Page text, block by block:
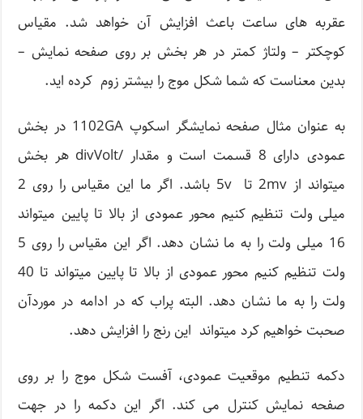
عقربه های ساعت باعث افزایش آن خواهد شد. مقیاس
کوچکتر – ولتاژ کمتر در هر بخش بر روی صفحه نمایش –
بدین معناست که شما شکل موج را بیشتر زوم کرده اید.
به عنوان مثال صفحه نمایشگر اسکوپ 1102GA در بخش
عمودی دارای 8 قسمت است و مقدار /divVolt هر بخش
میتواند از 2mv تا 5v باشد. اگر ما این مقیاس را روی 2
میلی ولت تنظیم کنیم محور عمودی از بالا تا پایین میتواند
16 میلی ولت را به ما نشان دهد. اگر این مقیاس را روی 5
ولت تنظیم کنیم محور عمودی از بالا تا پایین میتواند تا 40
ولت را به ما نشان دهد. البته پراب که در ادامه در موردآن
صحبت خواهیم کرد میتواند این رنج را افزایش دهد.
دکمه تنطیم موقعیت عمودی، آفست شکل موج را بر روی
صفحه نمایش کنترل می کند. اگر این دکمه را در جهت